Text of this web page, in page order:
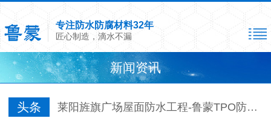
专注防水防腐材料32年
匠心制造，滴水不漏
新闻资讯
头条 莱阳旌旗广场屋面防水工程-鲁蒙TPO防水卷材